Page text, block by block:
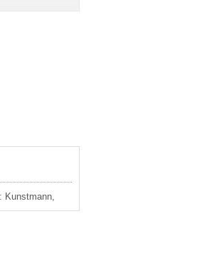
Kunstmann,